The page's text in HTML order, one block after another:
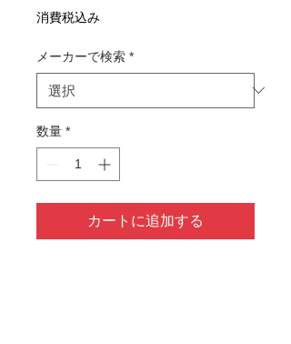
格
消費税込み
メーカーで検索 *
数量 *
カートに追加する